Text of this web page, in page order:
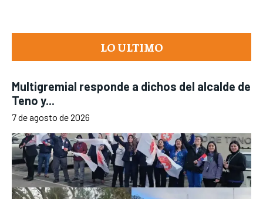
LO ULTIMO
Multigremial responde a dichos del alcalde de
Teno y...
7 de agosto de 2026